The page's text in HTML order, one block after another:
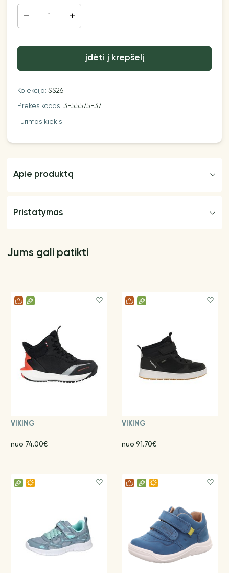
įdėti į krepšelį
Kolekcija:SS26
Prekės kodas:3-55575-37
Turimas kiekis:
Apie produktą
Pristatymas
Jums gali patikti
VIKING
nuo 74.00€
VIKING
nuo 91.70€